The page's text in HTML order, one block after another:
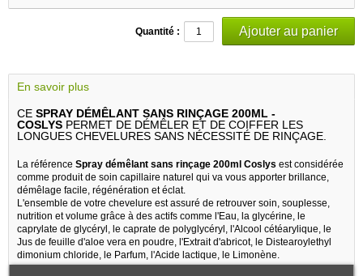
Quantité :
En savoir plus
CE SPRAY DÉMÊLANT SANS RINÇAGE 200ML -
COSLYS PERMET DE DÉMÊLER ET DE COIFFER LES
LONGUES CHEVELURES SANS NÉCESSITÉ DE RINÇAGE.
La référence Spray démêlant sans rinçage 200ml Coslys est considérée
comme produit de soin capillaire naturel qui va vous apporter brillance,
démêlage facile, régénération et éclat.
L'ensemble de votre chevelure est assuré de retrouver soin, souplesse,
nutrition et volume grâce à des actifs comme l'Eau, la glycérine, le
caprylate de glycéryl, le caprate de polyglycéryl, l'Alcool cétéarylique, le
Jus de feuille d'aloe vera en poudre, l'Extrait d'abricot, le Distearoylethyl
dimonium chloride, le Parfum, l'Acide lactique, le Limonène.